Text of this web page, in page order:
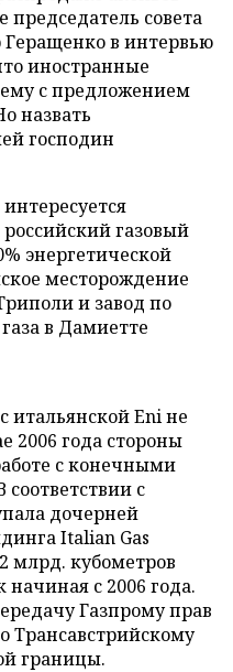
совета
в интервью
иностранные
с предложением
назвать
господин
газовый
энергетической
месторождение
и завод по
в Дамиетте
итальянской Eni не
2006 года стороны
с конечными
с
дочерней
Italiаn Gas
млрд. кубометров
с 2006 года.
Газпрому прав
Трансавстрийскому
границы.